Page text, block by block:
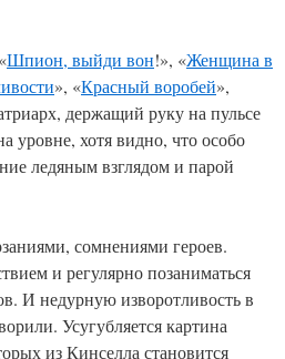
Шпион, выйди вон!», «Женщина в
», «Красный воробей»,
держащий руку на пульсе
уровне, хотя видно, что особо
ледяным взглядом и парой
сомнениями героев.
и регулярно позаниматься
И недурную изворотливость в
Усугубляется картина
из Кинселла становится